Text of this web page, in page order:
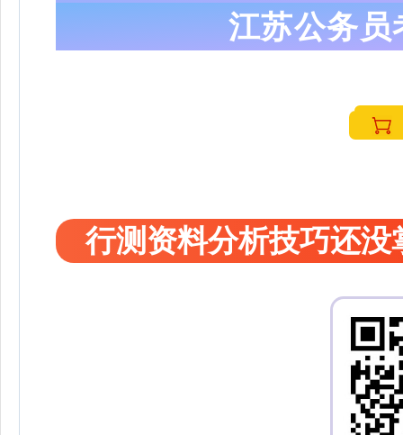
江苏公务员
行测资料分析技巧还